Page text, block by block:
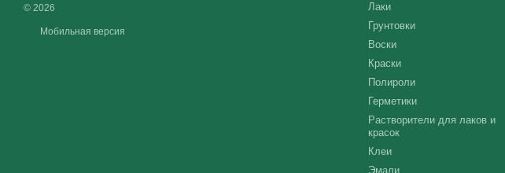
© 2026
Мобильная версия
Лаки
Грунтовки
Воски
Краски
Полироли
Герметики
Растворители для лаков и
красок
Клеи
Эмали